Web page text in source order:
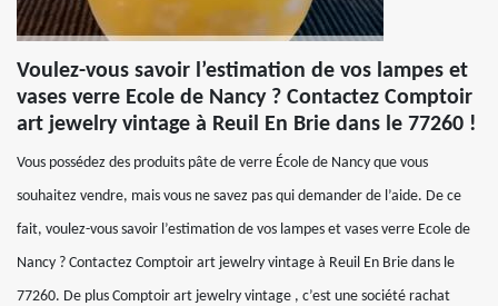
Voulez-vous savoir l’estimation de vos lampes et
vases verre Ecole de Nancy ? Contactez Comptoir
art jewelry vintage à Reuil En Brie dans le 77260 !
Vous possédez des produits pâte de verre École de Nancy que vous
souhaitez vendre, mais vous ne savez pas qui demander de l’aide. De ce
fait, voulez-vous savoir l’estimation de vos lampes et vases verre Ecole de
Nancy ? Contactez Comptoir art jewelry vintage à Reuil En Brie dans le
77260. De plus Comptoir art jewelry vintage , c’est une société rachat